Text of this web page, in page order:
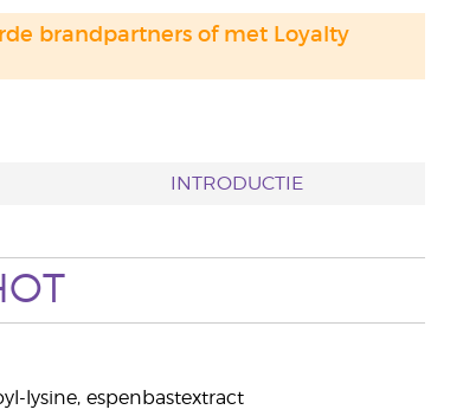
brandpartners of met Loyalty
INTRODUCTIE
lysine, espenbastextract